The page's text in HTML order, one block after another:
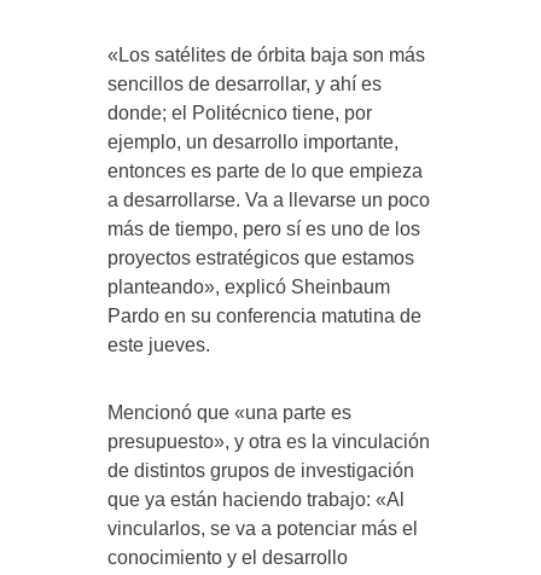
«Los satélites de órbita baja son más
sencillos de desarrollar, y ahí es
donde; el Politécnico tiene, por
ejemplo, un desarrollo importante,
entonces es parte de lo que empieza
a desarrollarse. Va a llevarse un poco
más de tiempo, pero sí es uno de los
proyectos estratégicos que estamos
planteando», explicó Sheinbaum
Pardo en su conferencia matutina de
este jueves.
Mencionó que «una parte es
presupuesto», y otra es la vinculación
de distintos grupos de investigación
que ya están haciendo trabajo: «Al
vincularlos, se va a potenciar más el
conocimiento y el desarrollo